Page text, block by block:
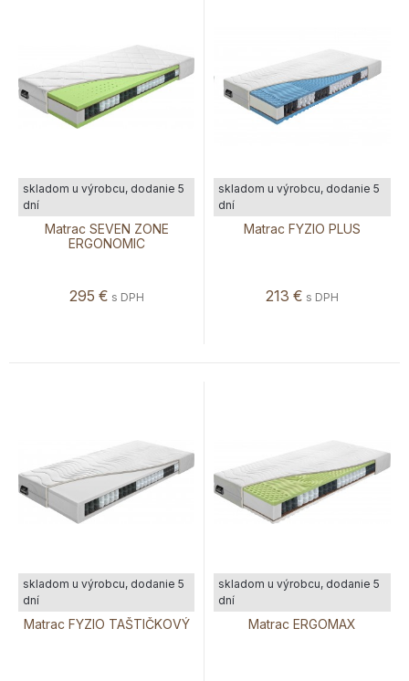
Matrac SEVEN ZONE
ERGONOMIC
skladom u výrobcu, dodanie 5
dní
295 € s DPH
Matrac FYZIO PLUS
skladom u výrobcu, dodanie 5
dní
213 € s DPH
Matrac FYZIO TAŠTIČKOVÝ
skladom u výrobcu, dodanie 5
dní
Matrac ERGOMAX
skladom u výrobcu, dodanie 5
dní